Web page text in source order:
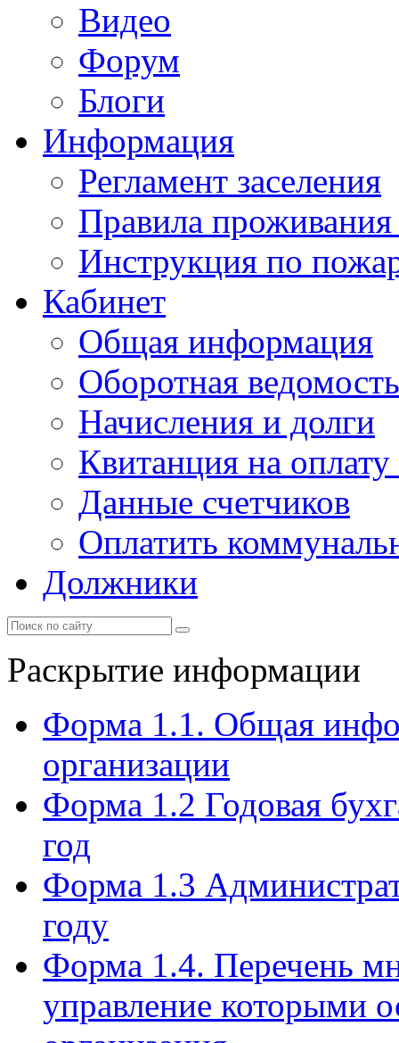
Видео
Форум
Блоги
Информация
Регламент заселения
Правила
Инструкция по
Кабинет
Общая информация
Оборотная ведомость
Начисления и долги
Квитанция на
Данные счетчиков
Оплатить
Должники
Раскрытие информации
Форма 1.1. Общая
организации
Форма 1.2 Годовая
год
Форма 1.3
году
Форма 1.4. Перечень
управление которыми